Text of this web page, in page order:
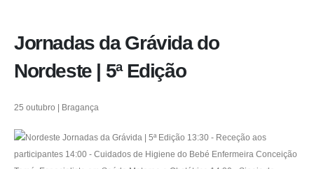
Jornadas da Grávida do
Nordeste | 5ª Edição
25 outubro | Bragança